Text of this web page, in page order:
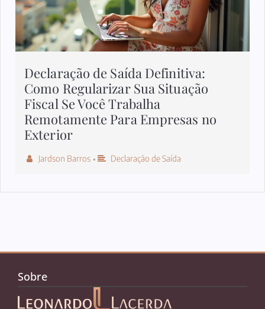
Declaração de Saída Definitiva:
Como Regularizar Sua Situação
Fiscal Se Você Trabalha
Remotamente Para Empresas no
Exterior
Jardson Barros • Declaração de Saída
Sobre